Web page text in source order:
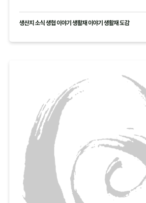
생산지 소식 생협 이야기 생활재 이야기 생활재 도감